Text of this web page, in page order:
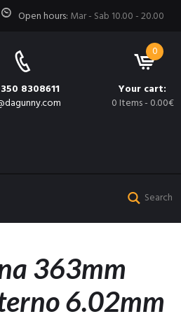
Open hours: Mar - Sab 10.00 - 20.00
8308611
0
Your cart:
0 Items- 0.00€
363mm
6.02mm